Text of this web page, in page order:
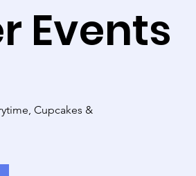
Events
Cupcakes &